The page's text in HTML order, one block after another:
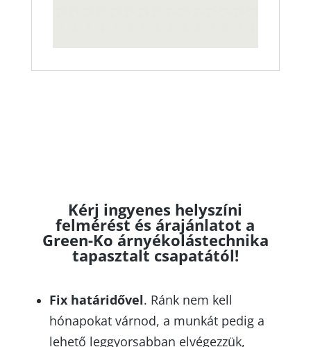
Kérj ingyenes helyszíni
felmérést és árajánlatot a
Green-Ko árnyékolástechnika
tapasztalt csapatától!
Fix határidővel. Ránk nem kell
hónapokat várnod, a munkát pedig a
lehető leggyorsabban elvégezzük,